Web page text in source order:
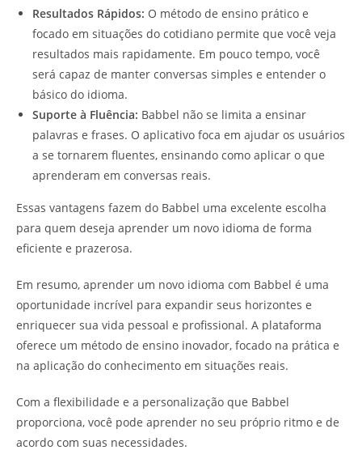
Resultados Rápidos: O método de ensino prático e
focado em situações do cotidiano permite que você veja
resultados mais rapidamente. Em pouco tempo, você
será capaz de manter conversas simples e entender o
básico do idioma.
Suporte à Fluência: Babbel não se limita a ensinar
palavras e frases. O aplicativo foca em ajudar os usuários
a se tornarem fluentes, ensinando como aplicar o que
aprenderam em conversas reais.
Essas vantagens fazem do Babbel uma excelente escolha
para quem deseja aprender um novo idioma de forma
eficiente e prazerosa.
Em resumo, aprender um novo idioma com Babbel é uma
oportunidade incrível para expandir seus horizontes e
enriquecer sua vida pessoal e profissional. A plataforma
oferece um método de ensino inovador, focado na prática e
na aplicação do conhecimento em situações reais.
Com a flexibilidade e a personalização que Babbel
proporciona, você pode aprender no seu próprio ritmo e de
acordo com suas necessidades.